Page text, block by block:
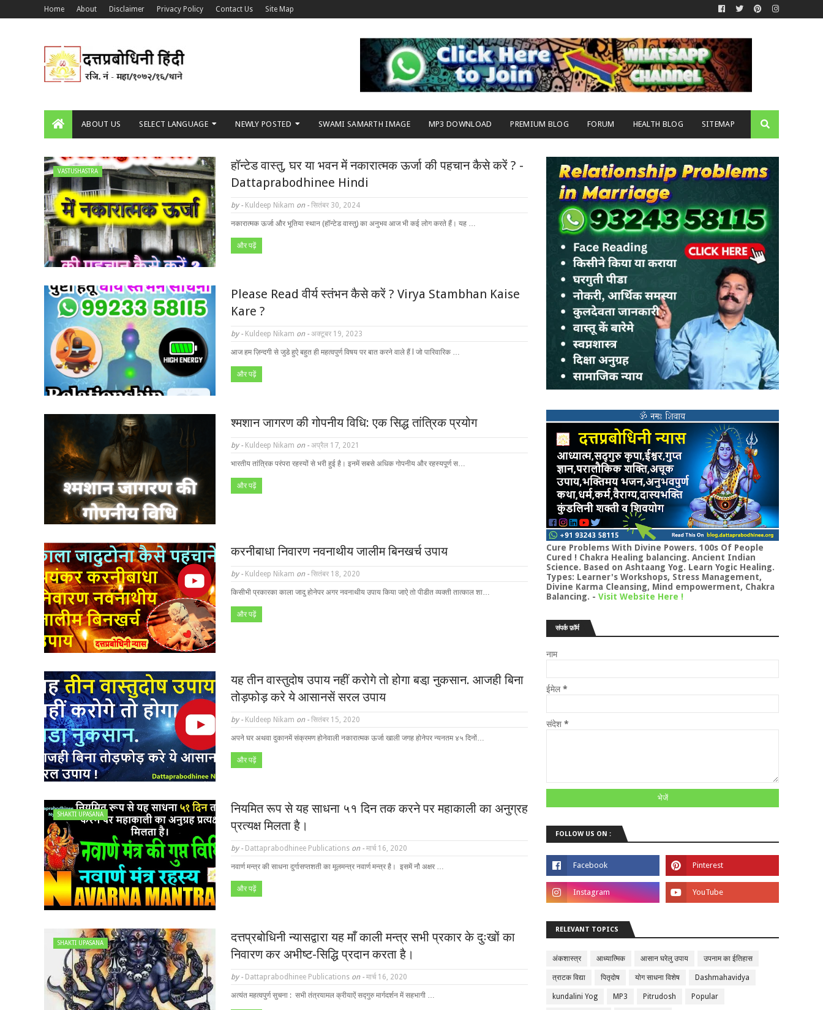
Home About Disclaimer Privacy Policy Contact Us Site Map
ABOUT US SELECT LANGUAGE NEWLY POSTED SWAMI SAMARTH IMAGE MP3 DOWNLOAD PREMIUM BLOG FORUM HEALTH BLOG SITEMAP
VASTUSHASTRA
हॉन्टेड वास्तु, घर या भवन में नकारात्मक ऊर्जा की पहचान कैसे करें ? -
Dattaprabodhinee Hindi
by - Kuldeep Nikam on - सितंबर 30, 2024
नकारात्मक ऊर्जा और भूतिया स्थान (हॉन्टेड वास्तु) का अनुभव आज भी कई लोग करते हैं। यह …
और पढ़ें
Please Read वीर्य स्तंभन कैसे करें ? Virya Stambhan Kaise
Kare ?
by - Kuldeep Nikam on - अक्टूबर 19, 2023
आज हम ज़िन्दगी से जुडे हुऐ बहुत ही महत्वपुर्ण विषय पर बात करने वाले हैं l जो पारिवारिक …
और पढ़ें
श्मशान जागरण की गोपनीय विधि: एक सिद्ध तांत्रिक प्रयोग
by - Kuldeep Nikam on - अप्रैल 17, 2021
भारतीय तांत्रिक परंपरा रहस्यों से भरी हुई है। इनमें सबसे अधिक गोपनीय और रहस्यपूर्ण स…
और पढ़ें
करनीबाधा निवारण नवनाथीय जालीम बिनखर्च उपाय
by - Kuldeep Nikam on - सितंबर 18, 2020
किसीभी प्रकारका काला जादु होनेपर अगर नवनाथीय उपाय किया जाऐ तो पीडीत व्यक्ती तात्काल शा…
और पढ़ें
यह तीन वास्तुदोष उपाय नहीं करोगे तो होगा बडा़ नुकसान. आजही बिना
तोड़फोड़ करे ये आसानसें सरल उपाय
by - Kuldeep Nikam on - सितंबर 15, 2020
अपने घर अथवा दुकानमें संक्रमण होनेवाली नकारात्मक ऊर्जा खाली जगह होनेपर न्यनतम ४५ दिनों…
और पढ़ें
SHAKTI UPASANA
नियमित रूप से यह साधना ५१ दिन तक करने पर महाकाली का अनुग्रह
प्रत्यक्ष मिलता है।
by - Dattaprabodhinee Publications on - मार्च 16, 2020
नवार्ण मन्त्र की साधना दुर्गासप्तशती का मूलमन्त्र नवार्ण मन्त्र है। इसमें नौ अक्षर …
और पढ़ें
SHAKTI UPASANA
दत्तप्रबोधिनी न्यासद्वारा यह माँ काली मन्त्र सभी प्रकार के दुःखों का
निवारण कर अभीष्ट-सिद्धि प्रदान करता है।
by - Dattaprabodhinee Publications on - मार्च 16, 2020
अत्यंत महत्वपुर्ण सुचना : सभी तंत्रयामल क्रीयाऐं सद्गुरु मार्गदर्शन में सहभागी …
Cure Problems With Divine Powers. 100s Of People
Cured ! Chakra Healing balancing. Ancient Indian
Science. Based on Ashtaang Yog. Learn Yogic Healing.
Types: Learner's Workshops, Stress Management,
Divine Karma Cleansing, Mind empowerment, Chakra
Balancing. - Visit Website Here !
संपर्क फ़ॉर्म
नाम
ईमेल*
संदेश *
FOLLOW US ON :
RELEVANT TOPICS
अंकशास्त्र आध्यात्मिक आसान घरेलु उपाय उपनाम का ईतिहास
त्राटक विद्या पितृदोष योग साधना विशेष Dashmahavidya
kundalini Yog MP3 Pitrudosh Popular